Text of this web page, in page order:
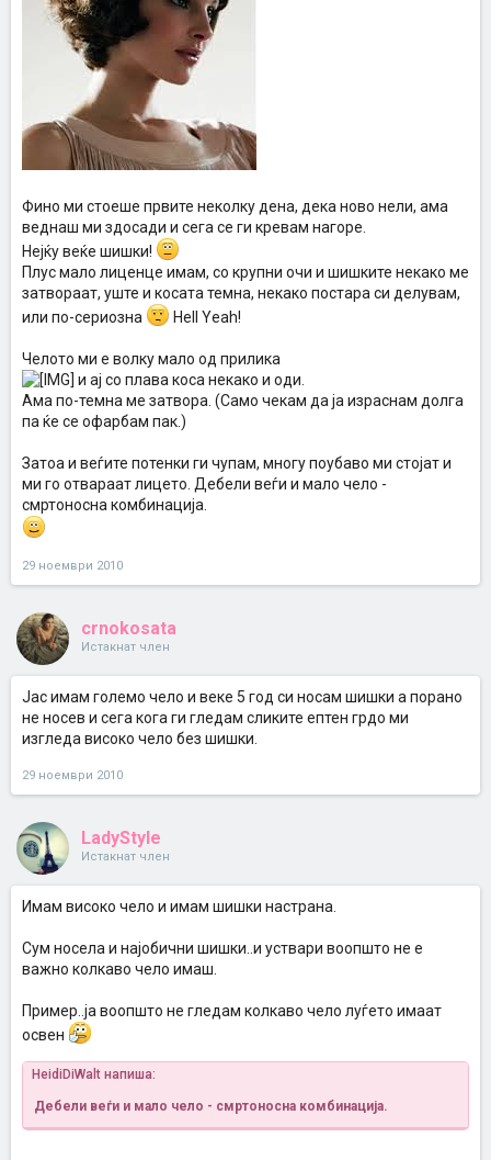
Фино ми стоеше првите неколку дена, дека ново нели, ама
веднаш ми здосади и сега се ги кревам нагоре.
Нејќу веќе шишки!
Плус мало лиценце имам, со крупни очи и шишките некако ме
затвораат, уште и косата темна, некако постара си делувам,
или по-сериозна
Hell Yeah!
Челото ми е волку мало од прилика
и ај со плава коса некако и оди.
Ама по-темна ме затвора. (Само чекам да ја израснам долга
па ќе се офарбам пак.)
Затоа и веѓите потенки ги чупам, многу поубаво ми стојат и
ми го отвараат лицето. Дебели веѓи и мало чело -
смртоносна комбинација.
29 ноември 2010
crnokosata
Истакнат член
Јас имам големо чело и веке 5 год си носам шишки а порано
не носев и сега кога ги гледам сликите ептен грдо ми
изгледа високо чело без шишки.
29 ноември 2010
LadyStyle
Истакнат член
Имам високо чело и имам шишки настрана.
Сум носела и најобични шишки..и уствари воопшто не е
важно колкаво чело имаш.
Пример..ја воопшто не гледам колкаво чело луѓето имаат
освен
HeidiDiWalt напиша:
Дебели веѓи и мало чело - смртоносна комбинација.